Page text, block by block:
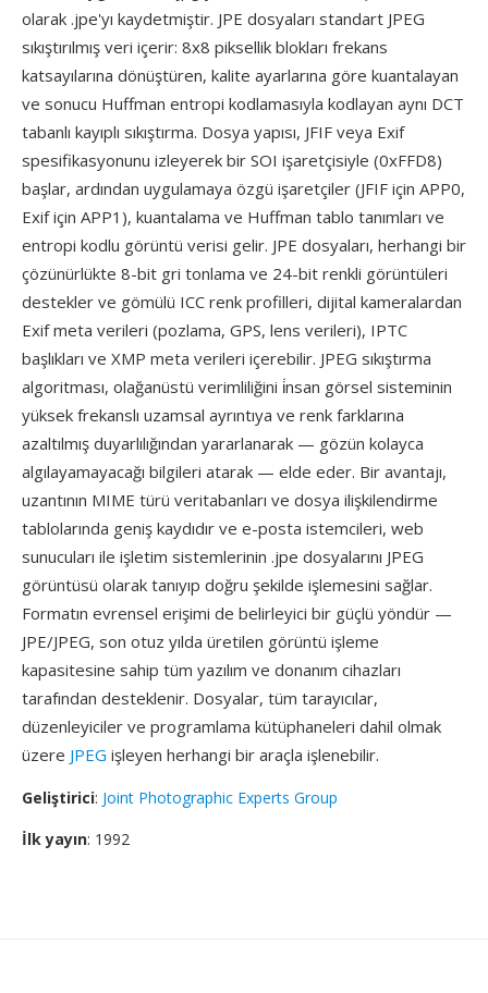
olarak .jpe'yı kaydetmiştir. JPE dosyaları standart JPEG
sıkıştırılmış veri içerir: 8x8 piksellik blokları frekans
katsayılarına dönüştüren, kalite ayarlarına göre kuantalayan
ve sonucu Huffman entropi kodlamasıyla kodlayan aynı DCT
tabanlı kayıplı sıkıştırma. Dosya yapısı, JFIF veya Exif
spesifikasyonunu izleyerek bir SOI işaretçisiyle (0xFFD8)
başlar, ardından uygulamaya özgü işaretçiler (JFIF için APP0,
Exif için APP1), kuantalama ve Huffman tablo tanımları ve
entropi kodlu görüntü verisi gelir. JPE dosyaları, herhangi bir
çözünürlükte 8-bit gri tonlama ve 24-bit renkli görüntüleri
destekler ve gömülü ICC renk profilleri, dijital kameralardan
Exif meta verileri (pozlama, GPS, lens verileri), IPTC
başlıkları ve XMP meta verileri içerebilir. JPEG sıkıştırma
algoritması, olağanüstü verimliliğini i̇nsan görsel sisteminin
yüksek frekanslı uzamsal ayrıntıya ve renk farklarına
azaltılmış duyarlılığından yararlanarak — gözün kolayca
algılayamayacağı bilgileri atarak — elde eder. Bir avantajı,
uzantının MIME türü veritabanları ve dosya ilişkilendirme
tablolarında geniş kaydıdır ve e-posta istemcileri, web
sunucuları ile işletim sistemlerinin .jpe dosyalarını JPEG
görüntüsü olarak tanıyıp doğru şekilde işlemesini sağlar.
Formatın evrensel erişimi de belirleyici bir güçlü yöndür —
JPE/JPEG, son otuz yılda üretilen görüntü işleme
kapasitesine sahip tüm yazılım ve donanım cihazları
tarafından desteklenir. Dosyalar, tüm tarayıcılar,
düzenleyiciler ve programlama kütüphaneleri dahil olmak
üzere JPEG işleyen herhangi bir araçla işlenebilir.
Geliştirici: Joint Photographic Experts Group
İlk yayın: 1992